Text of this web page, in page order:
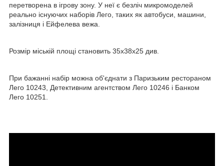
перетворена в ігрову зону. У неї є безліч микромоделей
реально існуючих наборів Лего, таких як автобуси, машини,
залізниця і Ейфелева вежа.
Розмір міській площі становить 35х38х25 див.
При бажанні набір можна об'єднати з Паризьким рестораном
Лего 10243, Детективним агентством Лего 10246 і Банком
Лего 10251.